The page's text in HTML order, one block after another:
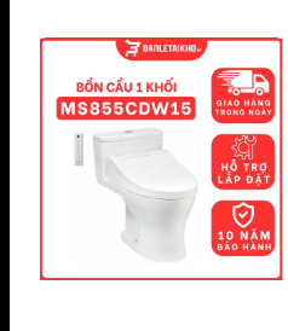
MS636DT2 và
nào?Hai mã dùng chung
kèm TC393VS (nắp
TC600VS (nắp siêu
hơn).
Bồn cầu MS636DT2
được không?Có. Thân
số mã Washlet dòng
vấn để chọn đúng mã nắp.
Tâm xả 305 mm là
khoảng cách từ tâm